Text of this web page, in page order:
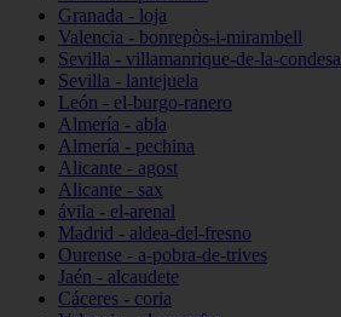
Granada - loja
Valencia - bonrepòs-i-mirambell
Sevilla - villamanrique-de-la-condesa
Sevilla - lantejuela
León - el-burgo-ranero
Almería - abla
Almería - pechina
Alicante - agost
Alicante - sax
ávila - el-arenal
Madrid - aldea-del-fresno
Ourense - a-pobra-de-trives
Jaén - alcaudete
Cáceres - coria